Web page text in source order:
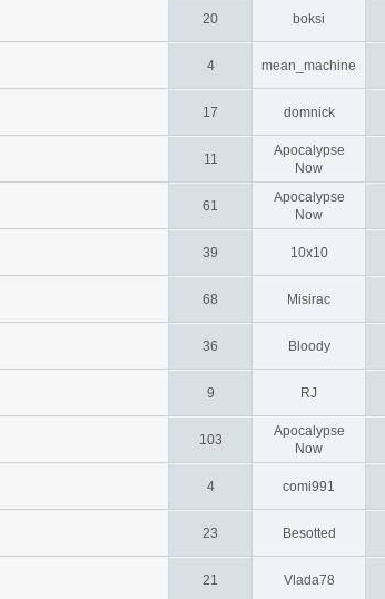
20 boksi
4 mean_machine
17 domnick
11
Apocalypse
Now
61
Apocalypse
Now
39 10x10
68 Misirac
36 Bloody
9 RJ
103
Apocalypse
Now
4 comi991
23 Besotted
21 Vlada78